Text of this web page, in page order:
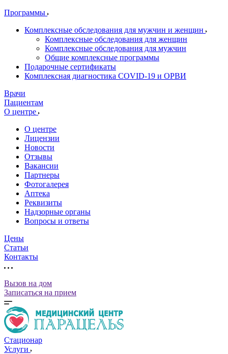
Программы
Комплексные обследования для мужчин и женщин
Комплексные обследования для женщин
Комплексные обследования для мужчин
Общие комплексные программы
Подарочные сертификаты
Комплексная диагностика COVID-19 и ОРВИ
Врачи
Пациентам
О центре
О центре
Лицензии
Новости
Отзывы
Вакансии
Партнеры
Фотогалерея
Аптека
Реквизиты
Надзорные органы
Вопросы и ответы
Цены
Статьи
Контакты
Вызов на дом
Записаться на прием
Стационар
Услуги